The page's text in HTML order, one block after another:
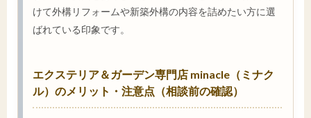
けて外構リフォームや新築外構の内容を詰めたい方に選
ばれている印象です。
エクステリア＆ガーデン専門店 minacle（ミナク
ル）のメリット・注意点（相談前の確認）